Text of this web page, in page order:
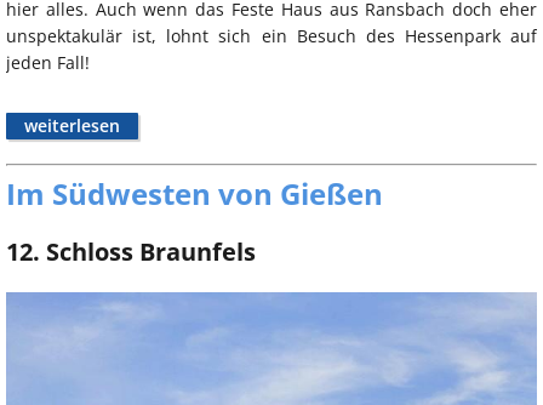
hier alles. Auch wenn das Feste Haus aus Ransbach doch eher
unspektakulär ist, lohnt sich ein Besuch des Hessenpark auf
jeden Fall!
weiterlesen
Im Südwesten von Gießen
12. Schloss Braunfels